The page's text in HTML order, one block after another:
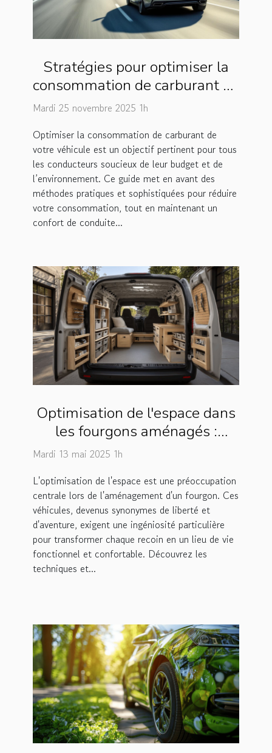
Stratégies pour optimiser la
consommation de carburant de
votre véhicule
Mardi 25 novembre 2025 1h
Optimiser la consommation de carburant de
votre véhicule est un objectif pertinent pour tous
les conducteurs soucieux de leur budget et de
l’environnement. Ce guide met en avant des
méthodes pratiques et sophistiquées pour réduire
votre consommation, tout en maintenant un
confort de conduite...
Optimisation de l'espace dans
les fourgons aménagés :
techniques et astuces
Mardi 13 mai 2025 1h
L'optimisation de l'espace est une préoccupation
centrale lors de l'aménagement d'un fourgon. Ces
véhicules, devenus synonymes de liberté et
d'aventure, exigent une ingéniosité particulière
pour transformer chaque recoin en un lieu de vie
fonctionnel et confortable. Découvrez les
techniques et...